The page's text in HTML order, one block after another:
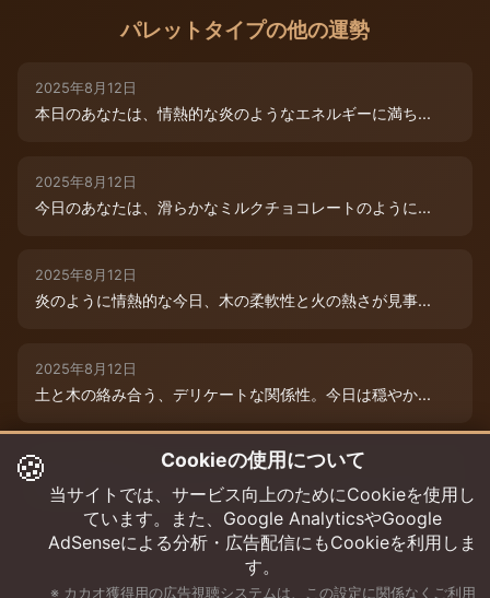
パレットタイプの他の運勢
2025年8月12日
本日のあなたは、情熱的な炎のようなエネルギーに満ち...
2025年8月12日
今日のあなたは、滑らかなミルクチョコレートのように...
2025年8月12日
炎のように情熱的な今日、木の柔軟性と火の熱さが見事...
2025年8月12日
土と木の絡み合う、デリケートな関係性。今日は穏やか...
2025年8月12日
本日は、木と水の絶妙な相生エネルギーが、あなたの可...
🍪 Cookieの使用について
当サイトでは、サービス向上のためにCookieを使用し
ています。また、Google AnalyticsやGoogle
AdSenseによる分析・広告配信にもCookieを利用しま
す。
※ カカオ獲得用の広告視聴システムは、この設定に関係なくご利用